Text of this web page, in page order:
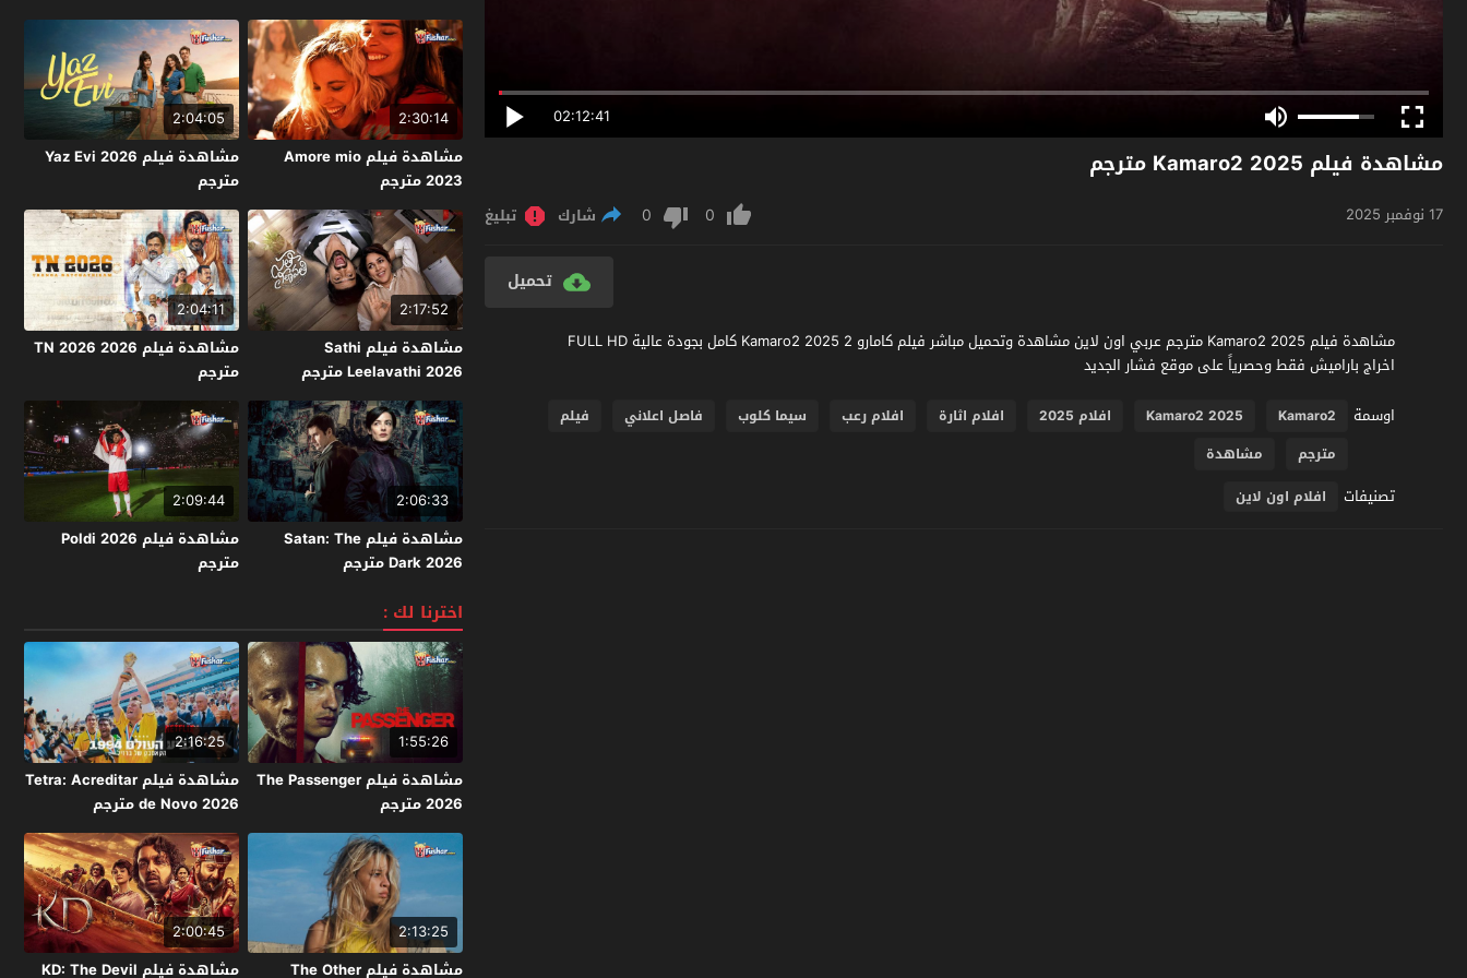
02:12:41
مشاهدة فيلم Kamaro2 2025 مترجم
17 نوفمبر 2025 0
0 شارك تبليغ
تحميل
مشاهدة فيلم Kamaro2 2025 مترجم عربي اون لاين مشاهدة وتحميل مباشر فيلم كامارو 2 Kamaro2 2025 كامل بجودة عالية FULL HD
اخراج باراميش فقط وحصرياً على موقع فشار الجديد
اوسمة
Kamaro2
Kamaro2 2025 افلام 2025 افلام اثارة افلام رعب سيما كلوب فاصل اعلاني
فيلم
مترجم
مشاهدة
تصنيفات افلام اون لاين
2:30:14
مشاهدة فيلم Amore mio
2023 مترجم
2:04:05
مشاهدة فيلم Yaz Evi 2026
مترجم
2:17:52
مشاهدة فيلم Sathi
Leelavathi 2026 مترجم
2:04:11
مشاهدة فيلم TN 2026 2026
مترجم
2:06:33
مشاهدة فيلم Satan: The
Dark 2026 مترجم
2:09:44
مشاهدة فيلم Poldi 2026
مترجم
اخترنا لك :
1:55:26
مشاهدة فيلم The Passenger
2026 مترجم
2:16:25
مشاهدة فيلم Tetra: Acreditar
de Novo 2026 مترجم
2:13:25
مشاهدة فيلم The Other
2:00:45
مشاهدة فيلم KD: The Devil